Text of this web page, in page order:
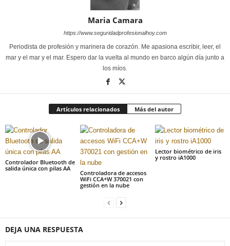
Maria Camara
https://www.seguridadprofesionalhoy.com
Periodista de profesión y marinera de corazón. Me apasiona escribir, leer, el
mar y el mar y el mar. Espero dar la vuelta al mundo en barco algún día junto a
los míos.
Artículos relacionados Más del autor
Controlador Bluetooth de
salida única con pilas AA
Controladora de accesos
WiFi CCA+W 370021 con
gestión en la nube
Lector biométrico de iris
y rostro iA1000
DEJA UNA RESPUESTA